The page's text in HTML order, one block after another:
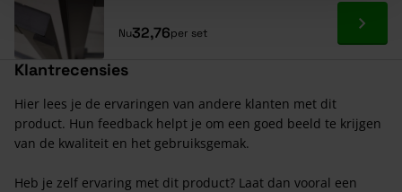
Nu32,76per set Ga
Klantrecensies
Hier lees je de ervaringen van andere klanten met dit
product. Hun feedback helpt je om een goed beeld te krijgen
van de kwaliteit en het gebruiksgemak.
Heb je zelf ervaring met dit product? Laat dan vooral een